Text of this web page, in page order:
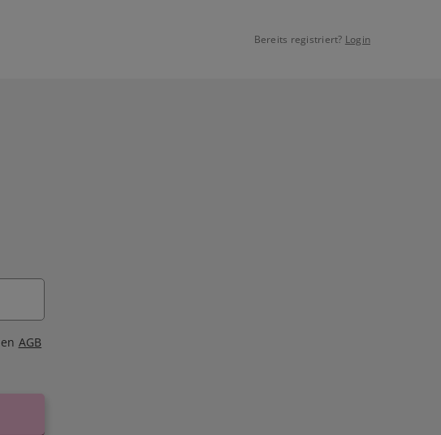
Bereits registriert? Login
AGB